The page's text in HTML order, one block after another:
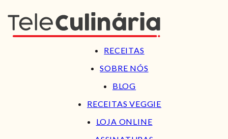
RECEITAS
SOBRE NÓS
BLOG
RECEITAS VEGGIE
LOJA ONLINE